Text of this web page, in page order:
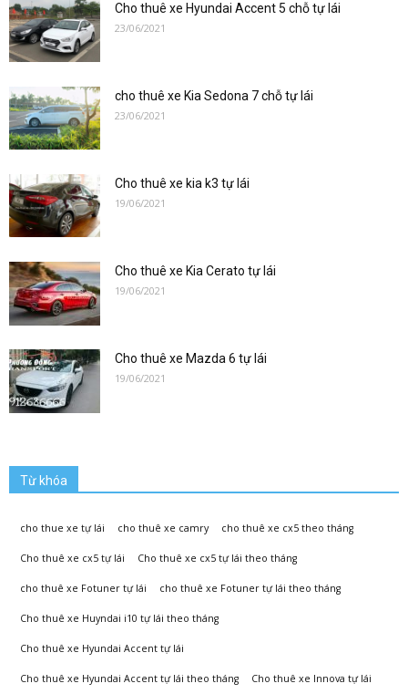
Cho thuê xe Hyundai Accent 5 chỗ tự lái
23/06/2021
cho thuê xe Kia Sedona 7 chỗ tự lái
23/06/2021
Cho thuê xe kia k3 tự lái
19/06/2021
Cho thuê xe Kia Cerato tự lái
19/06/2021
Cho thuê xe Mazda 6 tự lái
19/06/2021
Từ khóa
cho thue xe tự lái cho thuê xe camry cho thuê xe cx5 theo tháng
Cho thuê xe cx5 tự lái Cho thuê xe cx5 tự lái theo tháng
cho thuê xe Fotuner tự lái cho thuê xe Fotuner tự lái theo tháng
Cho thuê xe Huyndai i10 tự lái theo tháng
Cho thuê xe Hyundai Accent tự lái
Cho thuê xe Hyundai Accent tự lái theo tháng Cho thuê xe Innova tự lái